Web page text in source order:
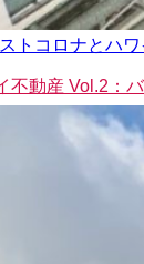
トコロナとハ
不動産 Vol.2：